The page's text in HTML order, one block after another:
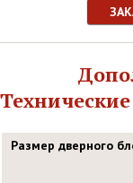
Размер дверного